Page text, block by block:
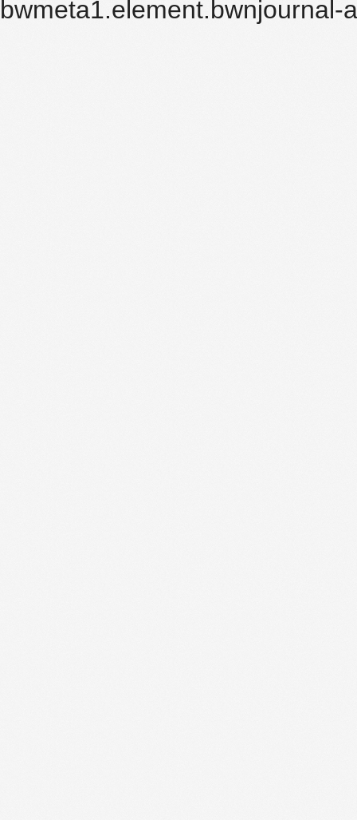
bwmeta1.element.bwnjournal-